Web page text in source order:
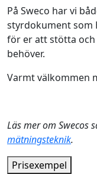
På Sweco har vi
styrdokument som
för er att stötta
behöver.
Varmt välkommen
Läs mer om Swecos
mätningsteknik.
Prisexempel